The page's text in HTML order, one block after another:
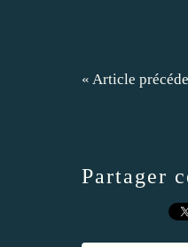
« Article
Partager